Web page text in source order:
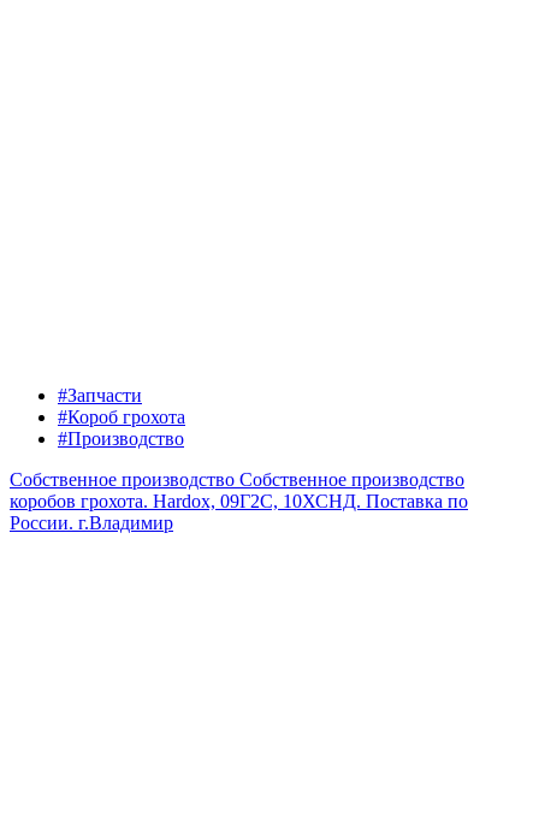
#Запчасти
#Короб грохота
#Производство
Собственное производство Собственное производство
коробов грохота. Hardox, 09Г2С, 10ХСНД. Поставка по
России. г.Владимир